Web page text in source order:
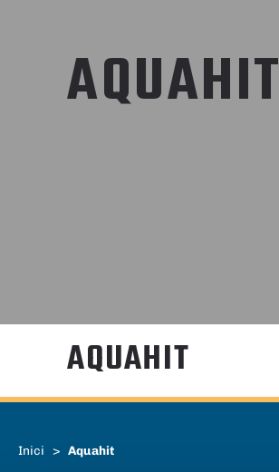
AQUAHIT
AQUAHIT
Inici > Aquahit